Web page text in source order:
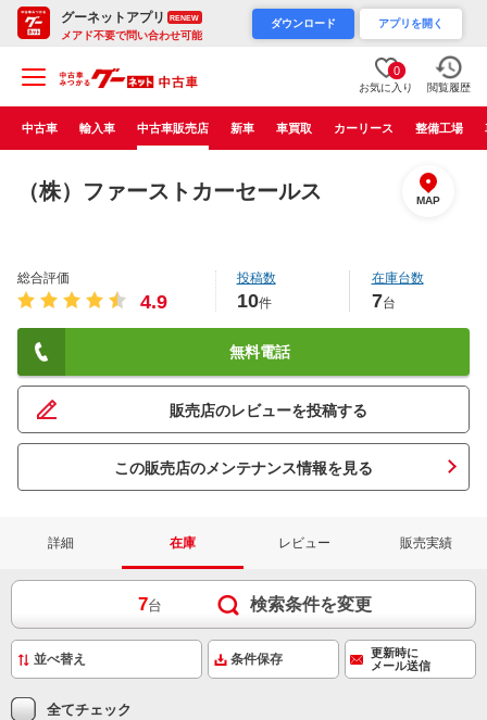
グーネットアプリ RENEW
メアド不要で問い合わせ可能
ダウンロード アプリを開く
0
お気に入り 閲覧履歴
中古車 輸入車 中古車販売店 新車 車買取 カーリース 整備工場
（株）ファーストカーセールス MAP
総合評価
4.9
投稿数
10件
在庫台数
7台
無料電話
販売店のレビューを投稿する
この販売店のメンテナンス情報を見る
詳細 在庫 レビュー 販売実績
7台 検索条件を変更
条件保存
更新時に
メール送信
全てチェック